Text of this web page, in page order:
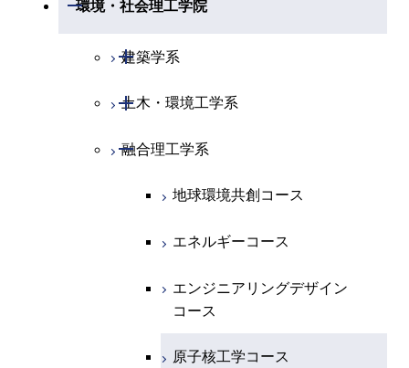
ース
原子核工学コース
エネルギーコース
ライフエンジニアリングコ
情報通信コース
エンジニアリングデザイン
ース
経営工学系
開閉
経営工学コース
エンジニアリングデザイン
専門科目
ース
原子核工学コース
ース
原子核工学コース
ース
知能情報コース
生命理工学コース
ライフエンジニアリングコ
専門科目
環境・社会理工学院
建築学系
開閉
建築学コース
エンジニアリングデザイン
土木・環境工学系
開閉
土木工学コース
エンジニアリングデザイン
融合理工学系
開閉
地球環境共創コース
エネルギーコース
エンジニアリングデザイン
コース
原子核工学コース